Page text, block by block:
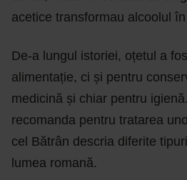
acetice transformau alcoolul
De-a lungul istoriei, oțetul a
alimentație, ci și pentru
medicină și chiar pentru
recomanda pentru tratarea
cel Bătrân descria diferite
lumea romană.